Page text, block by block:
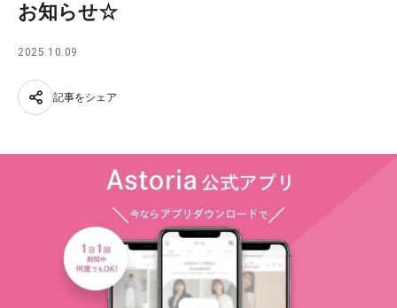
お知らせ☆
2025.10.09
記事をシェア